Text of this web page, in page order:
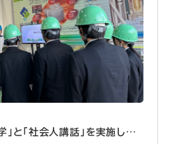
と「社会人講話」を実施しまし